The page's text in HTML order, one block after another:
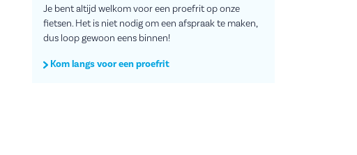
Je bent altijd welkom voor een proefrit op onze
fietsen. Het is niet nodig om een afspraak te maken,
dus loop gewoon eens binnen!
Kom langs voor een proefrit